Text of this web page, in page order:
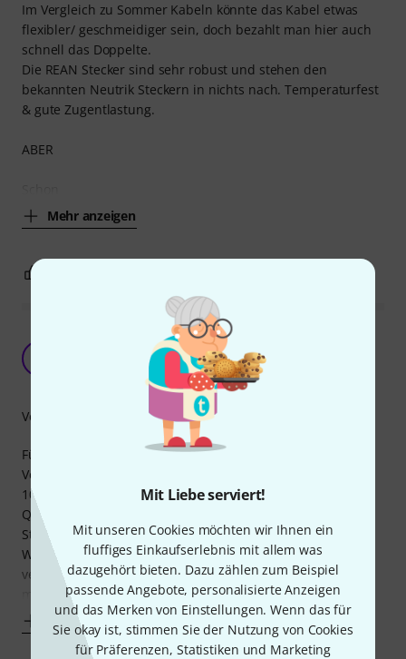
Mit Liebe serviert!
Mit unseren Cookies möchten wir Ihnen ein
fluffiges Einkaufserlebnis mit allem was
dazugehört bieten. Dazu zählen zum Beispiel
passende Angebote, personalisierte Anzeigen
und das Merken von Einstellungen. Wenn das für
Sie okay ist, stimmen Sie der Nutzung von Cookies
für Präferenzen, Statistiken und Marketing
Im Vergleich zu Sommer Kabeln könnte das Kabel etwas
flexibler/ geschmeidiger sein, doch bezahlt man hier auch
schnell das Doppelte.
Die REAN Stecker sind sehr robust und stehen den
bekannten Neutrik Steckern in nichts nach. Temperaturfest
& gute Zugentlastung.
ABER
Mehr anzeigen
Guter Adapter für wenig Geld, und meistens
auch Zuverlässig.
Polofiziert 28.01.2024
Für das Geld kann man nicht meckern. 90% der
Veranstaltungen Leistet er gute Dienste. In den restlichen
10% merkt man aber doch den sehr deutlichen
Qualitätsunterschied der Stecker von REAN gegenüber der
Standart Neutrik Stecker. Über die Zeit hat man öfters
Wackelkontakte, die Metallkontakte verklemmen oder
verschieben sich nach hinten. Besonders in Kombination
Mehr anzeigen
Verarbeitung